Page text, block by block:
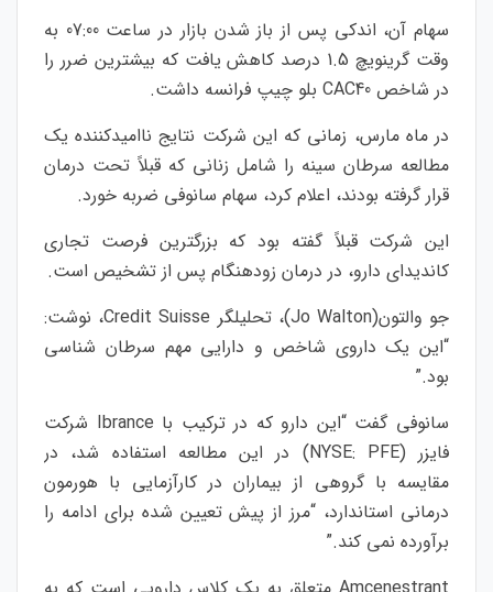
سهام آن، اندکی پس از باز شدن بازار در ساعت 07:00 به
وقت گرینویچ 1.5 درصد کاهش یافت که بیشترین ضرر را
در شاخص CAC40 بلو چیپ فرانسه داشت.
در ماه مارس، زمانی که این شرکت نتایج ناامیدکننده یک
مطالعه سرطان سینه را شامل زنانی که قبلاً تحت درمان
قرار گرفته بودند، اعلام کرد، سهام سانوفی ضربه خورد.
این شرکت قبلاً گفته بود که بزرگترین فرصت تجاری
کاندیدای دارو، در درمان زودهنگام پس از تشخیص است.
جو والتون(Jo Walton)، تحلیلگر Credit Suisse، نوشت:
“این یک داروی شاخص و دارایی مهم سرطان شناسی
بود.”
سانوفی گفت “این دارو که در ترکیب با Ibrance شرکت
فایزر (NYSE:PFE
) در این مطالعه استفاده شد، در
مقایسه با گروهی از بیماران در کارآزمایی با هورمون
درمانی استاندارد، “مرز از پیش تعیین شده برای ادامه را
برآورده نمی کند.”